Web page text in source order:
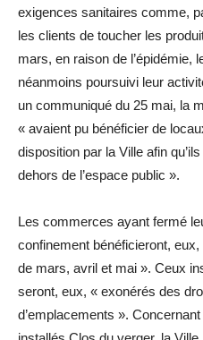
exigences sanitaires comme,
les clients de toucher les
mars, en raison de l’épidémie,
néanmoins poursuivi leur
un communiqué du 25 mai, la
« avaient pu bénéficier de
disposition par la Ville afin
dehors de l’espace public ».
Les commerces ayant fermé
confinement bénéficieront,
de mars, avril et mai ». Ceux
seront, eux, « exonérés des
d’emplacements ».